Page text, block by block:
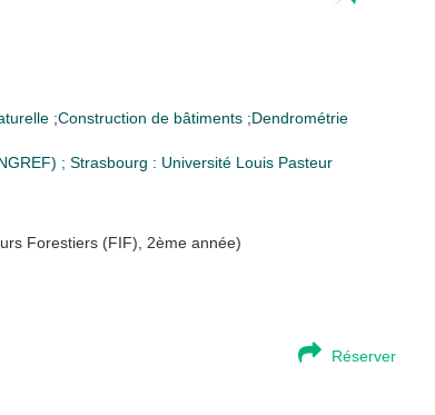
;Construction de bâtiments ;Dendrométrie
; Strasbourg : Université Louis Pasteur
Forestiers (FIF), 2ème année)
Réserver